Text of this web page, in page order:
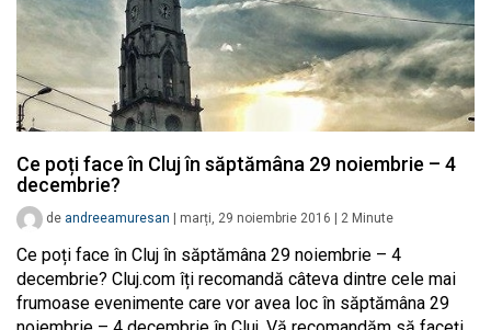
Ce poți face în Cluj în săptămâna 29 noiembrie – 4
decembrie?
de andreeamuresan marți, 29 noiembrie 2016 2 Minute
Ce poți face în Cluj în săptămâna 29 noiembrie – 4
decembrie? Cluj.com îți recomandă câteva dintre cele mai
frumoase evenimente care vor avea loc în săptămâna 29